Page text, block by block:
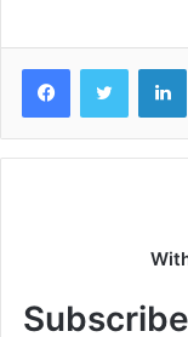
FacebookTwitter